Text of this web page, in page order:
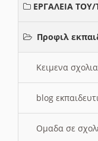
ΕΡΓΑΛΕΙΑ
Προφιλ
Κειμενα
blog
Ομαδα σε